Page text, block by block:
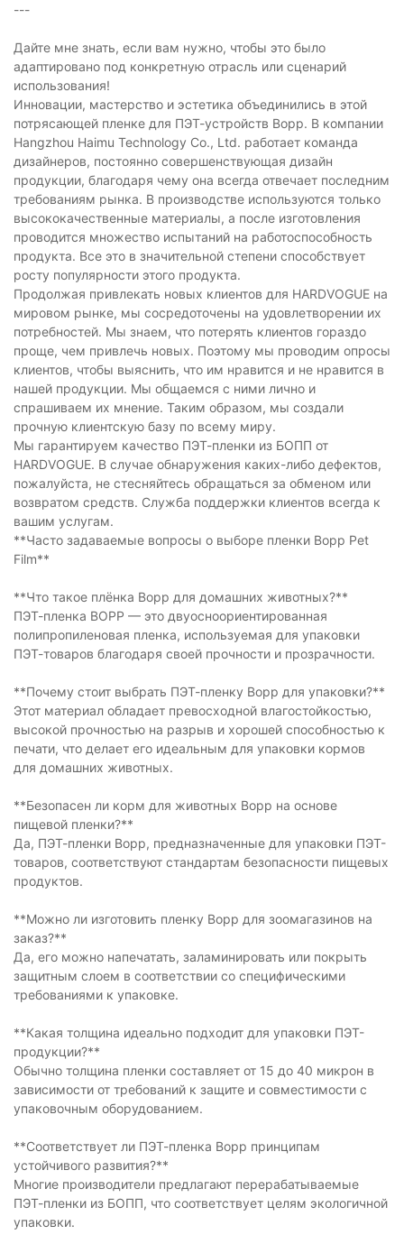
---
Дайте мне знать, если вам нужно, чтобы это было
адаптировано под конкретную отрасль или сценарий
использования!
Инновации, мастерство и эстетика объединились в этой
потрясающей пленке для ПЭТ-устройств Bopp. В компании
Hangzhou Haimu Technology Co., Ltd. работает команда
дизайнеров, постоянно совершенствующая дизайн
продукции, благодаря чему она всегда отвечает последним
требованиям рынка. В производстве используются только
высококачественные материалы, а после изготовления
проводится множество испытаний на работоспособность
продукта. Все это в значительной степени способствует
росту популярности этого продукта.
Продолжая привлекать новых клиентов для HARDVOGUE на
мировом рынке, мы сосредоточены на удовлетворении их
потребностей. Мы знаем, что потерять клиентов гораздо
проще, чем привлечь новых. Поэтому мы проводим опросы
клиентов, чтобы выяснить, что им нравится и не нравится в
нашей продукции. Мы общаемся с ними лично и
спрашиваем их мнение. Таким образом, мы создали
прочную клиентскую базу по всему миру.
Мы гарантируем качество ПЭТ-пленки из БОПП от
HARDVOGUE. В случае обнаружения каких-либо дефектов,
пожалуйста, не стесняйтесь обращаться за обменом или
возвратом средств. Служба поддержки клиентов всегда к
вашим услугам.
**Часто задаваемые вопросы о выборе пленки Bopp Pet
Film**
**Что такое плёнка Bopp для домашних животных?**
ПЭТ-пленка BOPP — это двуосноориентированная
полипропиленовая пленка, используемая для упаковки
ПЭТ-товаров благодаря своей прочности и прозрачности.
**Почему стоит выбрать ПЭТ-пленку Bopp для упаковки?**
Этот материал обладает превосходной влагостойкостью,
высокой прочностью на разрыв и хорошей способностью к
печати, что делает его идеальным для упаковки кормов
для домашних животных.
**Безопасен ли корм для животных Bopp на основе
пищевой пленки?**
Да, ПЭТ-пленки Bopp, предназначенные для упаковки ПЭТ-
товаров, соответствуют стандартам безопасности пищевых
продуктов.
**Можно ли изготовить пленку Bopp для зоомагазинов на
заказ?**
Да, его можно напечатать, заламинировать или покрыть
защитным слоем в соответствии со специфическими
требованиями к упаковке.
**Какая толщина идеально подходит для упаковки ПЭТ-
продукции?**
Обычно толщина пленки составляет от 15 до 40 микрон в
зависимости от требований к защите и совместимости с
упаковочным оборудованием.
**Соответствует ли ПЭТ-пленка Bopp принципам
устойчивого развития?**
Многие производители предлагают перерабатываемые
ПЭТ-пленки из БОПП, что соответствует целям экологичной
упаковки.